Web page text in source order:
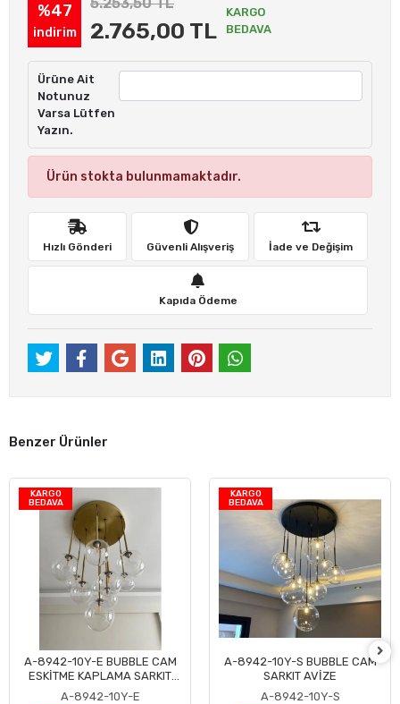
%47
indirim 2.765,00 TL
KARGO
BEDAVA
Ürüne Ait
Notunuz
Varsa Lütfen
Yazın.
Ürün stokta bulunmamaktadır.
Hızlı Gönderi Güvenli Alışveriş İade ve Değişim
Kapıda Ödeme
Benzer Ürünler
KARGO
BEDAVA
Sepete Ekle
A-8942-10Y-E BUBBLE CAM
ESKİTME KAPLAMA SARKIT
AVİZE
A-8942-10Y-E
KARGO
BEDAVA
Sepete Ekle
A-8942-10Y-S BUBBLE CAM
SARKIT AVİZE
A-8942-10Y-S